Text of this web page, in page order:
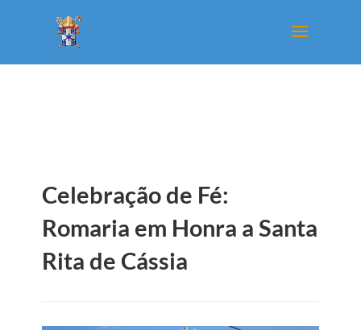
Celebração de Fé:
Romaria em Honra a Santa
Rita de Cássia